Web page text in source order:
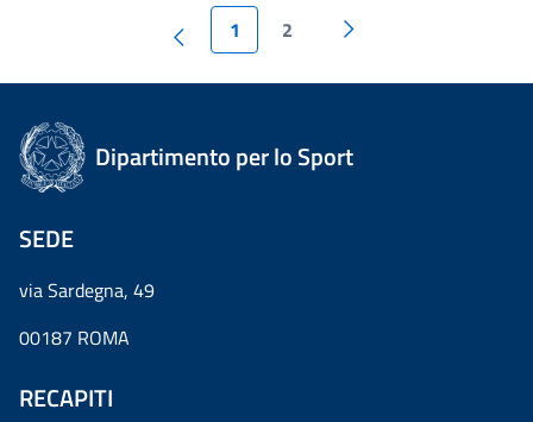
1 2
Dipartimento per lo Sport
SEDE
via Sardegna, 49
00187 ROMA
RECAPITI